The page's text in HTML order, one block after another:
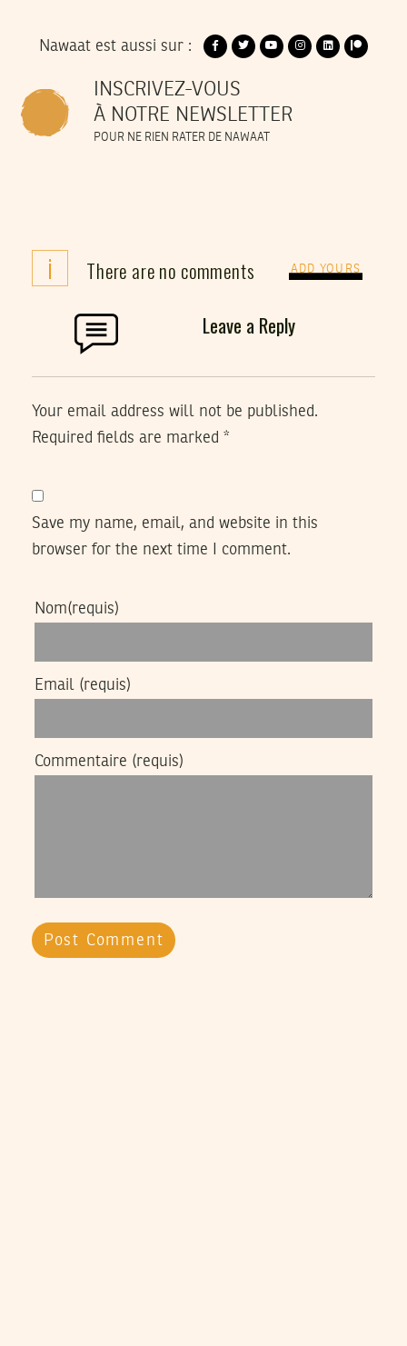
Nawaat est aussi sur :
INSCRIVEZ-VOUS
À NOTRE NEWSLETTER
POUR NE RIEN RATER DE NAWAAT
i There are no comments ADD YOURS
Leave a Reply
Your email address will not be published.
Required fields are marked *
Save my name, email, and website in this
browser for the next time I comment.
Nom(requis)
Email (requis)
Commentaire (requis)